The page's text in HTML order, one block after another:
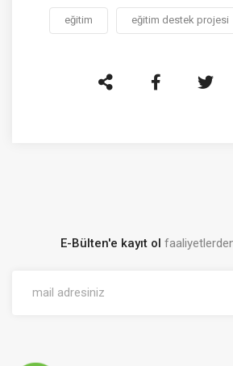
eğitim eğitim destek projesi
E-Bülten'e kayıt ol